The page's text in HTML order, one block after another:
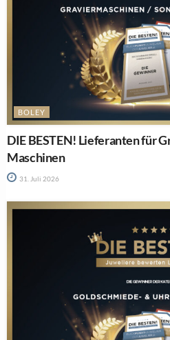
BOLEY
DIE BESTEN! Lieferanten für
Maschinen
31. Juli 2026